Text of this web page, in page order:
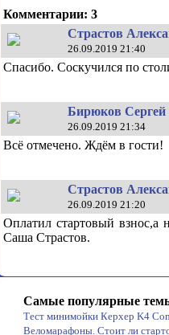
Комментарии: 3
Страстов
26.09.2019 21:40
Спасибо. Соскучился по
Бирюков Сергей
26.09.2019 21:34
Всё отмечено. Ждём в гости!
Страстов
26.09.2019 21:20
Оплатил стартовый взнос,а
Саша Страстов.
Самые популярные
Тест минимойки Керхер K4
Веломарафоны. Стоит ли